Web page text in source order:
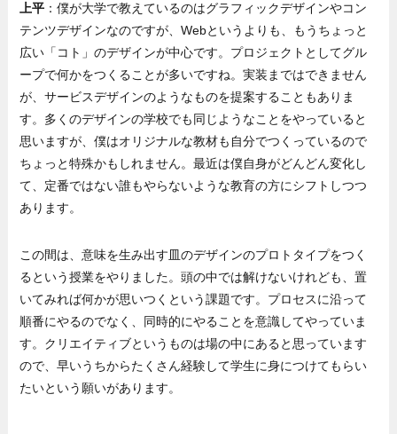
上平 ：僕が大学で教えているのはグラフィックデザインやコン
テンツデザインなのですが、Webというよりも、もうちょっと
広い「コト」のデザインが中心です。プロジェクトとしてグル
ープで何かをつくることが多いですね。実装まではできません
が、サービスデザインのようなものを提案することもありま
す。多くのデザインの学校でも同じようなことをやっていると
思いますが、僕はオリジナルな教材も自分でつくっているので
ちょっと特殊かもしれません。最近は僕自身がどんどん変化し
て、定番ではない誰もやらないような教育の方にシフトしつつ
あります。
この間は、意味を生み出す皿のデザインのプロトタイプをつく
るという授業をやりました。頭の中では解けないけれども、置
いてみれば何かが思いつくという課題です。プロセスに沿って
順番にやるのでなく、同時的にやることを意識してやっていま
す。クリエイティブというものは場の中にあると思っています
ので、早いうちからたくさん経験して学生に身につけてもらい
たいという願いがあります。